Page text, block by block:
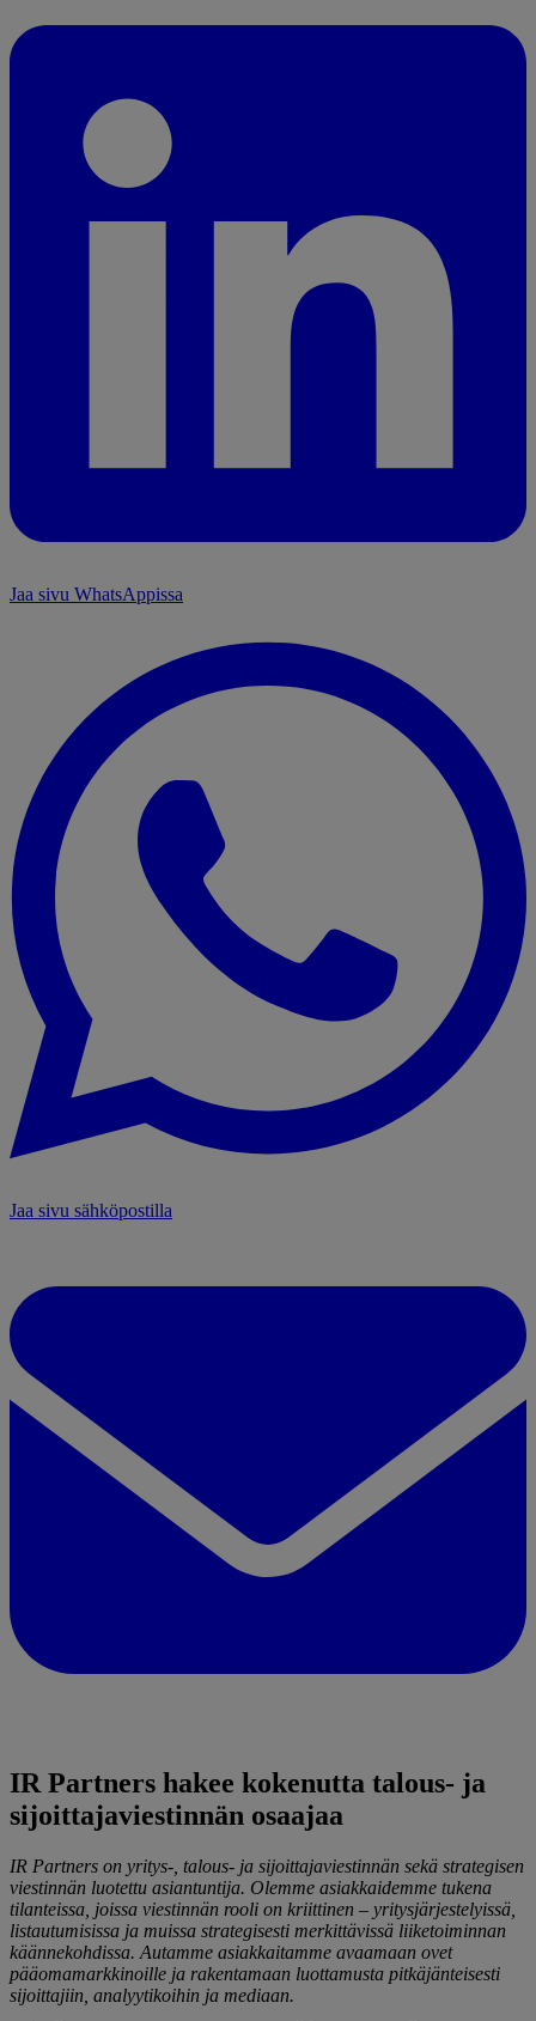
Jaa sivu WhatsAppissa
Jaa sivu sähköpostilla
IR Partners hakee kokenutta talous- ja
sijoittajaviestinnän osaajaa
IR Partners on yritys-, talous- ja sijoittajaviestinnän sekä strategisen
viestinnän luotettu asiantuntija. Olemme asiakkaidemme tukena
tilanteissa, joissa viestinnän rooli on kriittinen – yritysjärjestelyissä,
listautumisissa ja muissa strategisesti merkittävissä liiketoiminnan
käännekohdissa. Autamme asiakkaitamme avaamaan ovet
pääomamarkkinoille ja rakentamaan luottamusta pitkäjänteisesti
sijoittajiin, analyytikoihin ja mediaan.